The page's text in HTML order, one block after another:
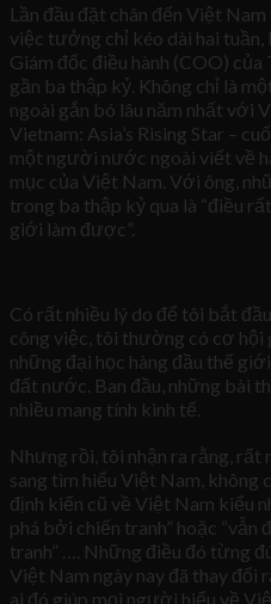
Lần đầu đặt chân đến Việt
việc tưởng chỉ kéo dài hai tuần,
Giám đốc điều hành (COO)
gần ba thập kỷ. Không chỉ là
ngoài gắn bó lâu năm nhất với
Vietnam: Asia’s Rising Star –
một người nước ngoài viết về
mục của Việt Nam. Với ông,
trong ba thập kỷ qua là “điều
giới làm được”.
Có rất nhiều lý do để tôi bắt
công việc, tôi thường có cơ hội
những đại học hàng đầu thế
đất nước. Ban đầu, những bài
nhiều mang tính kinh tế.
Nhưng rồi, tôi nhận ra rằng,
sang tìm hiểu Việt Nam, không
định kiến cũ về Việt Nam kiểu
phá bởi chiến tranh” hoặc “vẫn
tranh” …. Những điều đó từng
Việt Nam ngày nay đã thay đổi
ai đó giúp mọi người hiểu về